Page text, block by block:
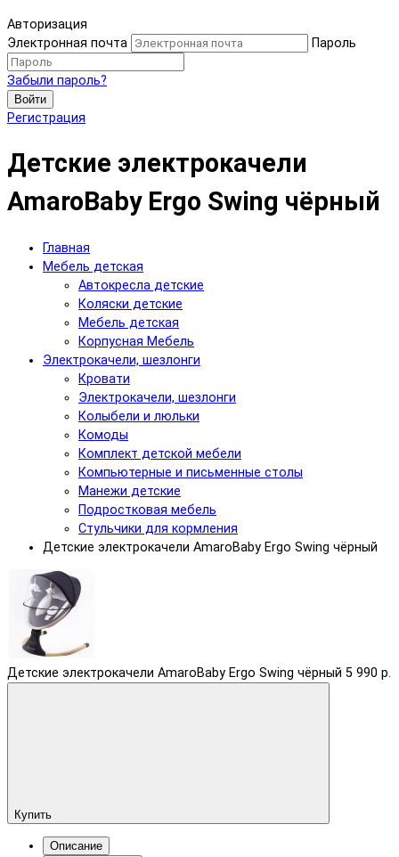
Авторизация
Электронная почта
Пароль
Забыли пароль?
Войти
Регистрация
Детские электрокачели
AmaroBaby Ergo Swing чёрный
Главная
Мебель детская
Автокресла детские
Коляски детские
Мебель детская
Корпусная Мебель
Электрокачели, шезлонги
Кровати
Электрокачели, шезлонги
Колыбели и люльки
Комоды
Комплект детской мебели
Компьютерные и письменные столы
Манежи детские
Подростковая мебель
Стульчики для кормления
Детские электрокачели AmaroBaby Ergo Swing чёрный
Детские электрокачели AmaroBaby Ergo Swing чёрный 5 990 р.
Купить
Описание